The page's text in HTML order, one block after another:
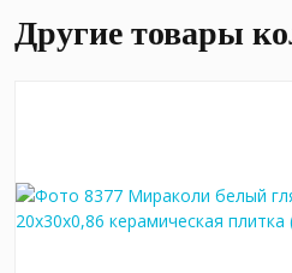
Другие товары